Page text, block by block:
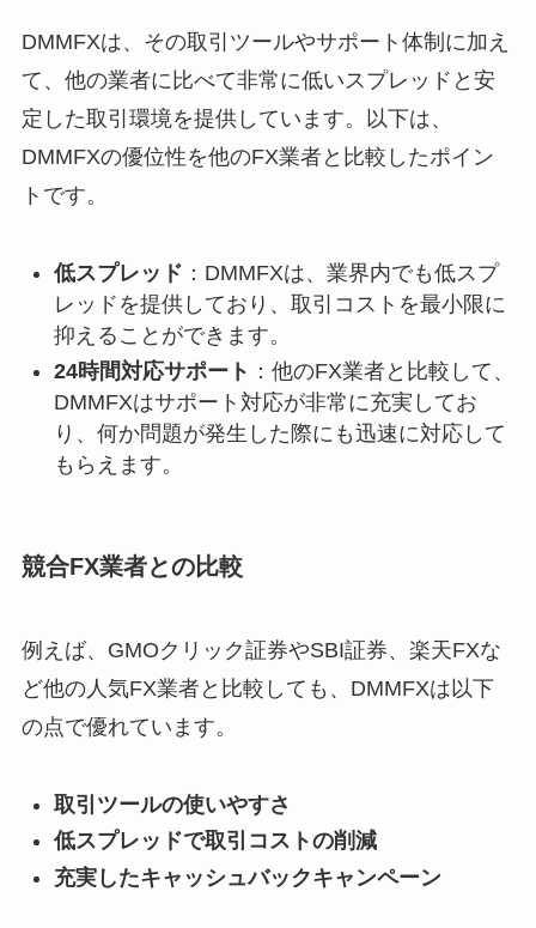
DMMFXは、その取引ツールやサポート体制に加え
て、他の業者に比べて非常に低いスプレッドと安
定した取引環境を提供しています。以下は、
DMMFXの優位性を他のFX業者と比較したポイン
トです。
低スプレッド ：DMMFXは、業界内でも低スプ
レッドを提供しており、取引コストを最小限に
抑えることができます。
24時間対応サポート ：他のFX業者と比較して、
DMMFXはサポート対応が非常に充実してお
り、何か問題が発生した際にも迅速に対応して
もらえます。
競合FX業者との比較
例えば、GMOクリック証券やSBI証券、楽天FXな
ど他の人気FX業者と比較しても、DMMFXは以下
の点で優れています。
取引ツールの使いやすさ
低スプレッドで取引コストの削減
充実したキャッシュバックキャンペーン